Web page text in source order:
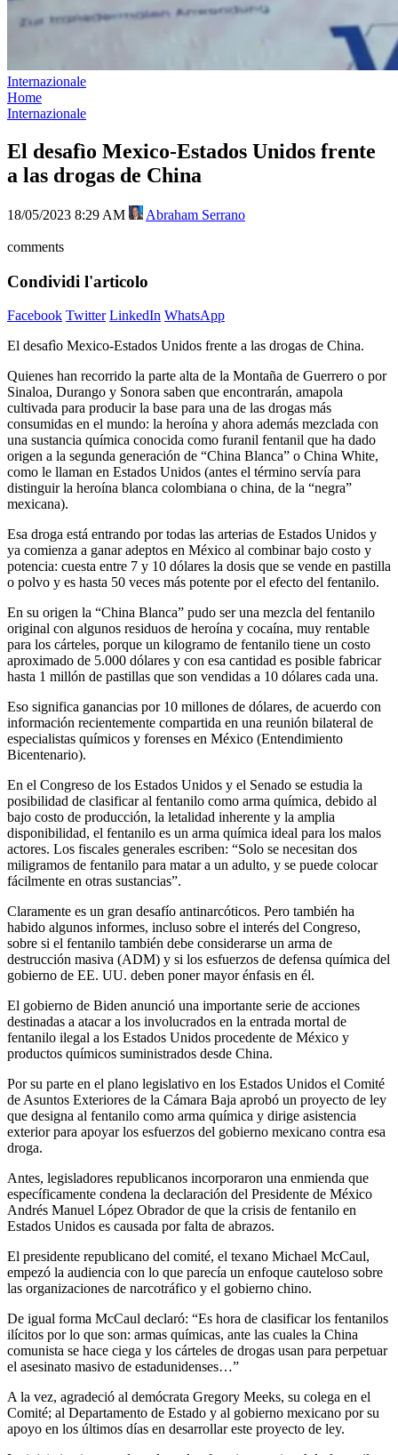
Internazionale
Home
Internazionale
El desafìo Mexico-Estados Unidos frente
a las drogas de China
18/05/2023 8:29 AM Abraham Serrano
comments
Condividi l'articolo
Facebook Twitter LinkedIn WhatsApp
El desafìo Mexico-Estados Unidos frente a las drogas de China.
Quienes han recorrido la parte alta de la Montaña de Guerrero o por
Sinaloa, Durango y Sonora saben que encontrarán, amapola
cultivada para producir la base para una de las drogas más
consumidas en el mundo: la heroína y ahora además mezclada con
una sustancia química conocida como furanil fentanil que ha dado
origen a la segunda generación de “China Blanca” o China White,
como le llaman en Estados Unidos (antes el término servía para
distinguir la heroína blanca colombiana o china, de la “negra”
mexicana).
Esa droga está entrando por todas las arterias de Estados Unidos y
ya comienza a ganar adeptos en México al combinar bajo costo y
potencia: cuesta entre 7 y 10 dólares la dosis que se vende en pastilla
o polvo y es hasta 50 veces más potente por el efecto del fentanilo.
En su origen la “China Blanca” pudo ser una mezcla del fentanilo
original con algunos residuos de heroína y cocaína, muy rentable
para los cárteles, porque un kilogramo de fentanilo tiene un costo
aproximado de 5.000 dólares y con esa cantidad es posible fabricar
hasta 1 millón de pastillas que son vendidas a 10 dólares cada una.
Eso significa ganancias por 10 millones de dólares, de acuerdo con
información recientemente compartida en una reunión bilateral de
especialistas químicos y forenses en México (Entendimiento
Bicentenario).
En el Congreso de los Estados Unidos y el Senado se estudia la
posibilidad de clasificar al fentanilo como arma química, debido al
bajo costo de producción, la letalidad inherente y la amplia
disponibilidad, el fentanilo es un arma química ideal para los malos
actores. Los fiscales generales escriben: “Solo se necesitan dos
miligramos de fentanilo para matar a un adulto, y se puede colocar
fácilmente en otras sustancias”.
Claramente es un gran desafío antinarcóticos. Pero también ha
habido algunos informes, incluso sobre el interés del Congreso,
sobre si el fentanilo también debe considerarse un arma de
destrucción masiva (ADM) y si los esfuerzos de defensa química del
gobierno de EE. UU. deben poner mayor énfasis en él.
El gobierno de Biden anunció una importante serie de acciones
destinadas a atacar a los involucrados en la entrada mortal de
fentanilo ilegal a los Estados Unidos procedente de México y
productos químicos suministrados desde China.
Por su parte en el plano legislativo en los Estados Unidos el Comité
de Asuntos Exteriores de la Cámara Baja aprobó un proyecto de ley
que designa al fentanilo como arma química y dirige asistencia
exterior para apoyar los esfuerzos del gobierno mexicano contra esa
droga.
Antes, legisladores republicanos incorporaron una enmienda que
específicamente condena la declaración del Presidente de México
Andrés Manuel López Obrador de que la crisis de fentanilo en
Estados Unidos es causada por falta de abrazos.
El presidente republicano del comité, el texano Michael McCaul,
empezó la audiencia con lo que parecía un enfoque cauteloso sobre
las organizaciones de narcotráfico y el gobierno chino.
De igual forma McCaul declaró: “Es hora de clasificar los fentanilos
ilícitos por lo que son: armas químicas, ante las cuales la China
comunista se hace ciega y los cárteles de drogas usan para perpetuar
el asesinato masivo de estadunidenses…”
A la vez, agradeció al demócrata Gregory Meeks, su colega en el
Comité; al Departamento de Estado y al gobierno mexicano por su
apoyo en los últimos días en desarrollar este proyecto de ley.